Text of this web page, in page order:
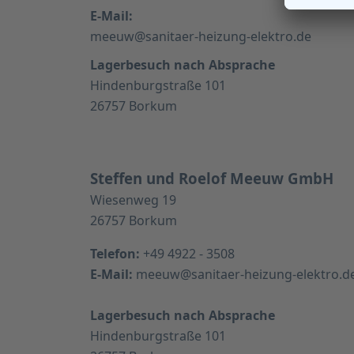
E-Mail:
meeuw@sanitaer-heizung-elektro.de
Lagerbesuch nach Absprache
Hindenburgstraße 101
26757 Borkum
Steffen und Roelof Meeuw GmbH
Wiesenweg 19
26757 Borkum
Telefon: +49 4922 - 3508
E-Mail: meeuw@sanitaer-heizung-
Lagerbesuch nach Absprache
Hindenburgstraße 101